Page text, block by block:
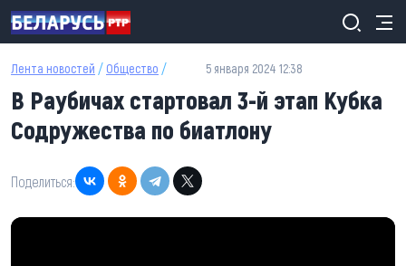
Перейти к основному содержанию
Лента новостей / Общество / 5 января 2024 12:38
В Раубичах стартовал 3-й этап Кубка
Содружества по биатлону
Поделиться: